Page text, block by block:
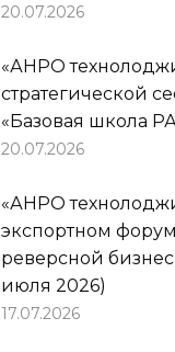
20.07.2026
«АНРО
стратегической
«Базовая школа
20.07.2026
«АНРО
экспортном
реверсной
июля 2026)
17.07.2026